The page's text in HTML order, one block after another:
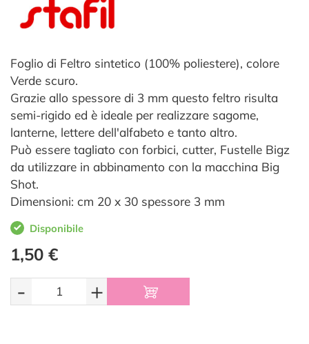
Foglio di Feltro sintetico (100% poliestere), colore
Verde scuro.
Grazie allo spessore di 3 mm questo feltro risulta
semi-rigido ed è ideale per realizzare sagome,
lanterne, lettere dell'alfabeto e tanto altro.
Può essere tagliato con forbici, cutter, Fustelle Bigz
da utilizzare in abbinamento con la macchina Big
Shot.
Dimensioni: cm 20 x 30 spessore 3 mm
Disponibile
1,50 €
- +